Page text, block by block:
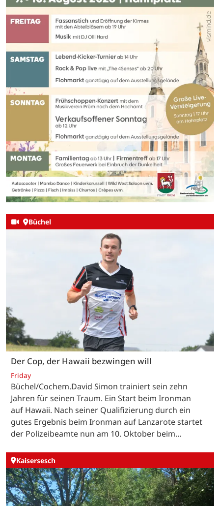
Büchel
Der Cop, der Hawaii bezwingen will
Friday
Büchel/Cochem.David Simon trainiert sein zehn
Jahren für seinen Traum. Ein Start beim Ironman
auf Hawaii. Nach seiner Qualifizierung durch ein
gutes Ergebnis beim Ironman auf Lanzarote startet
der Polizeibeamte nun am 10. Oktober beim…
Kaisersesch